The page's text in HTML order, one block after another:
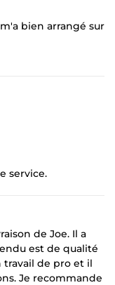
bien arrangé sur
service.
de Joe. Il a
est de qualité
travail de pro et il
Je recommande